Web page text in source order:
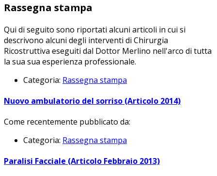
Rassegna stampa
Qui di seguito sono riportati alcuni articoli in cui si
descrivono alcuni degli interventi di Chirurgia
Ricostruttiva eseguiti dal Dottor Merlino nell'arco di tutta
la sua sua esperienza professionale.
Categoria: Rassegna stampa
Nuovo ambulatorio del sorriso (Articolo 2014)
Come recentemente pubblicato da:
Categoria: Rassegna stampa
Paralisi Facciale (Articolo Febbraio 2013)